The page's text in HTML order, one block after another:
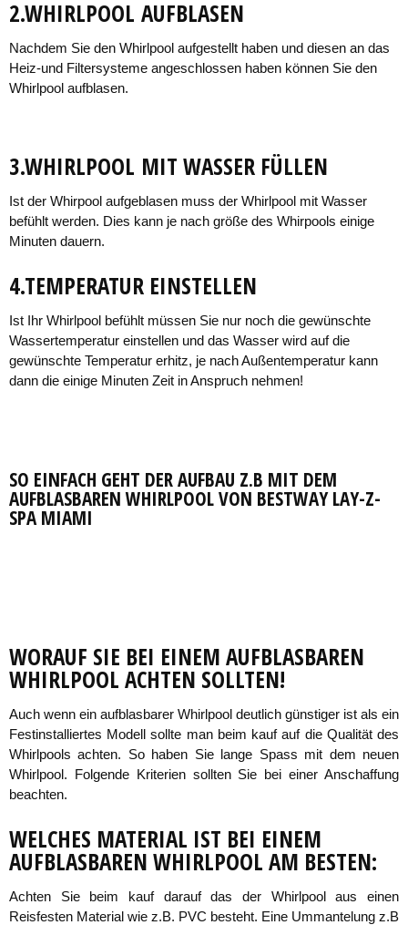
2.WHIRLPOOL AUFBLASEN
Nachdem Sie den Whirlpool aufgestellt haben und diesen an das
Heiz-und Filtersysteme angeschlossen haben können Sie den
Whirlpool aufblasen.
3.WHIRLPOOL MIT WASSER FÜLLEN
Ist der Whirpool aufgeblasen muss der Whirlpool mit Wasser
befühlt werden. Dies kann je nach größe des Whirpools einige
Minuten dauern.
4.TEMPERATUR EINSTELLEN
Ist Ihr Whirlpool befühlt müssen Sie nur noch die gewünschte
Wassertemperatur einstellen und das Wasser wird auf die
gewünschte Temperatur erhitz, je nach Außentemperatur kann
dann die einige Minuten Zeit in Anspruch nehmen!
SO EINFACH GEHT DER AUFBAU Z.B MIT DEM
AUFBLASBAREN WHIRLPOOL VON BESTWAY LAY-Z-
SPA MIAMI
WORAUF SIE BEI EINEM AUFBLASBAREN
WHIRLPOOL ACHTEN SOLLTEN!
Auch wenn ein aufblasbarer Whirlpool deutlich günstiger ist als ein
Festinstalliertes Modell sollte man beim kauf auf die Qualität des
Whirlpools achten. So haben Sie lange Spass mit dem neuen
Whirlpool. Folgende Kriterien sollten Sie bei einer Anschaffung
beachten.
WELCHES MATERIAL IST BEI EINEM
AUFBLASBAREN WHIRLPOOL AM BESTEN:
Achten Sie beim kauf darauf das der Whirlpool aus einen
Reisfesten Material wie z.B. PVC besteht. Eine Ummantelung z.B